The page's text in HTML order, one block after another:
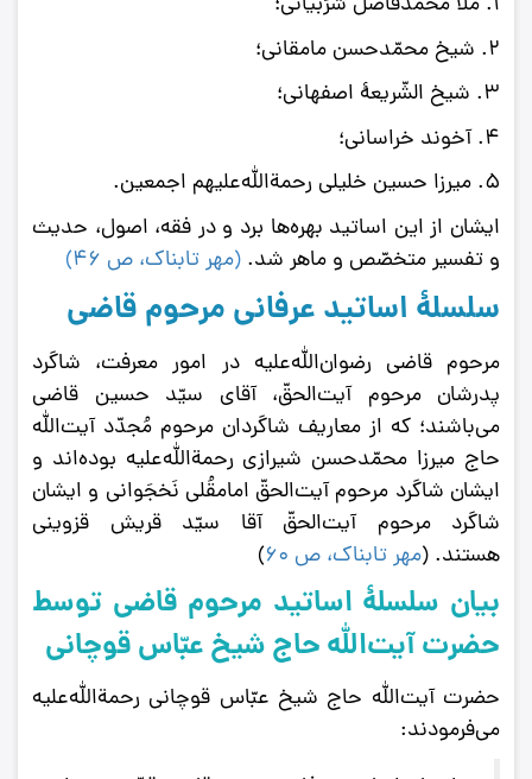
2. شیخ محمّد‌حسن مامقانی؛
3. شیخ الشّریعۀ‌ اصفهانی؛
4. آخوند خراسانی؛
5. میرزا‌ حسین خلیلی رحمة‌الله‌علیهم اجمعین.
ایشان از این اساتید بهره‌ها برد و در فقه، اصول، حدیث
و تفسیر متخصّص و ماهر شد. (مهر تابناک، ص 46 )
سلسلۀ اساتید عرفانی مرحوم قاضی
مرحوم‌ قاضی‌ رضوان‌الله‌علیه‌ در امور معرفت‌، شاگرد
پدرشان‌ مرحوم‌ آیت‌الحقّ، آقای‌ سیّد حسین‌ قاضی‌
می‌باشند؛ که‌ از معاریف‌ شاگردان‌ مرحوم‌ مُجدّد آیت‌الله‌
حاج‌ میرزا محمّدحسن‌ شیرازی‌ رحمة‌الله‌علیه‌ بوده‌اند و
ایشان‌ شاگرد مرحوم‌ آیت‌الحقّ امامقُلی‌ نَخجَوانی‌ و ایشان‌
شاگرد مرحوم‌ آیت‌الحقّ آقا سیّد قریش‌ قزوینی‌
هستند. (مهر تابناک، ص 60 )
بیان سلسلۀ اساتید مرحوم قاضی توسط
حضرت آیت‌الله حاج شیخ عبّاس قوچانی
حضرت آیت‌الله حاج شیخ عبّاس قوچانی رحمة‌الله‌علیه
می‌فرمودند: